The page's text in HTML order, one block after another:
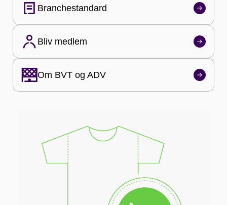
Bliv medlem
Om BVT og ADV
Branchestandard
Bliv medlem
Om BVT og ADV